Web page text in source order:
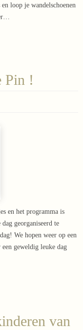
loop je wandelschoenen
Pin !
en het programma is
georganiseerd te
We hopen weer op een
geweldig leuke dag
van